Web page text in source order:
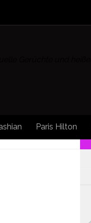
Paris Hilton